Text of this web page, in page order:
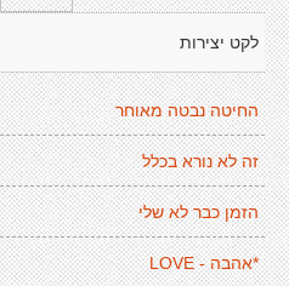
לקט יצירות
החיטה נבטה מאוחר
זה לא נורא בכלל
הזמן כבר לא שלי
*אהבה - LOVE